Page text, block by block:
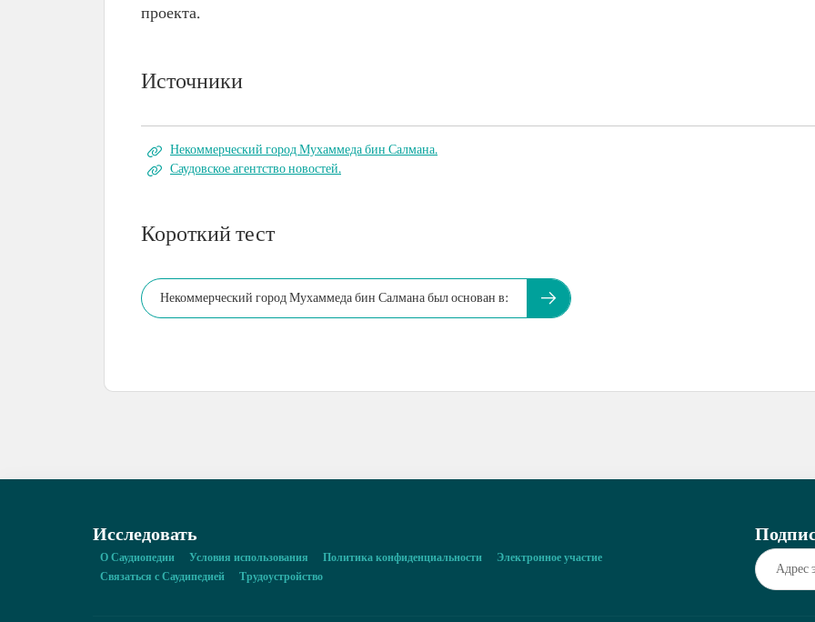
проекта.
Источники
Некоммерческий город Мухаммеда бин Салмана.
Саудовское агентство новостей.
Короткий тест
Некоммерческий город Мухаммеда бин Салмана был основан в:
Исследовать
О Саудиопедии Условия использования Политика конфиденциальности
Электронное участие
Связаться с Саудипедией
Трудоустройство